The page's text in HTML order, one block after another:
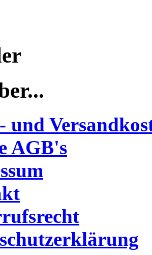
und
AGB's